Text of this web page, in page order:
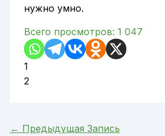
нужно умно.
Всего просмотров: 1 047
1
2
← Предыдущая Запись